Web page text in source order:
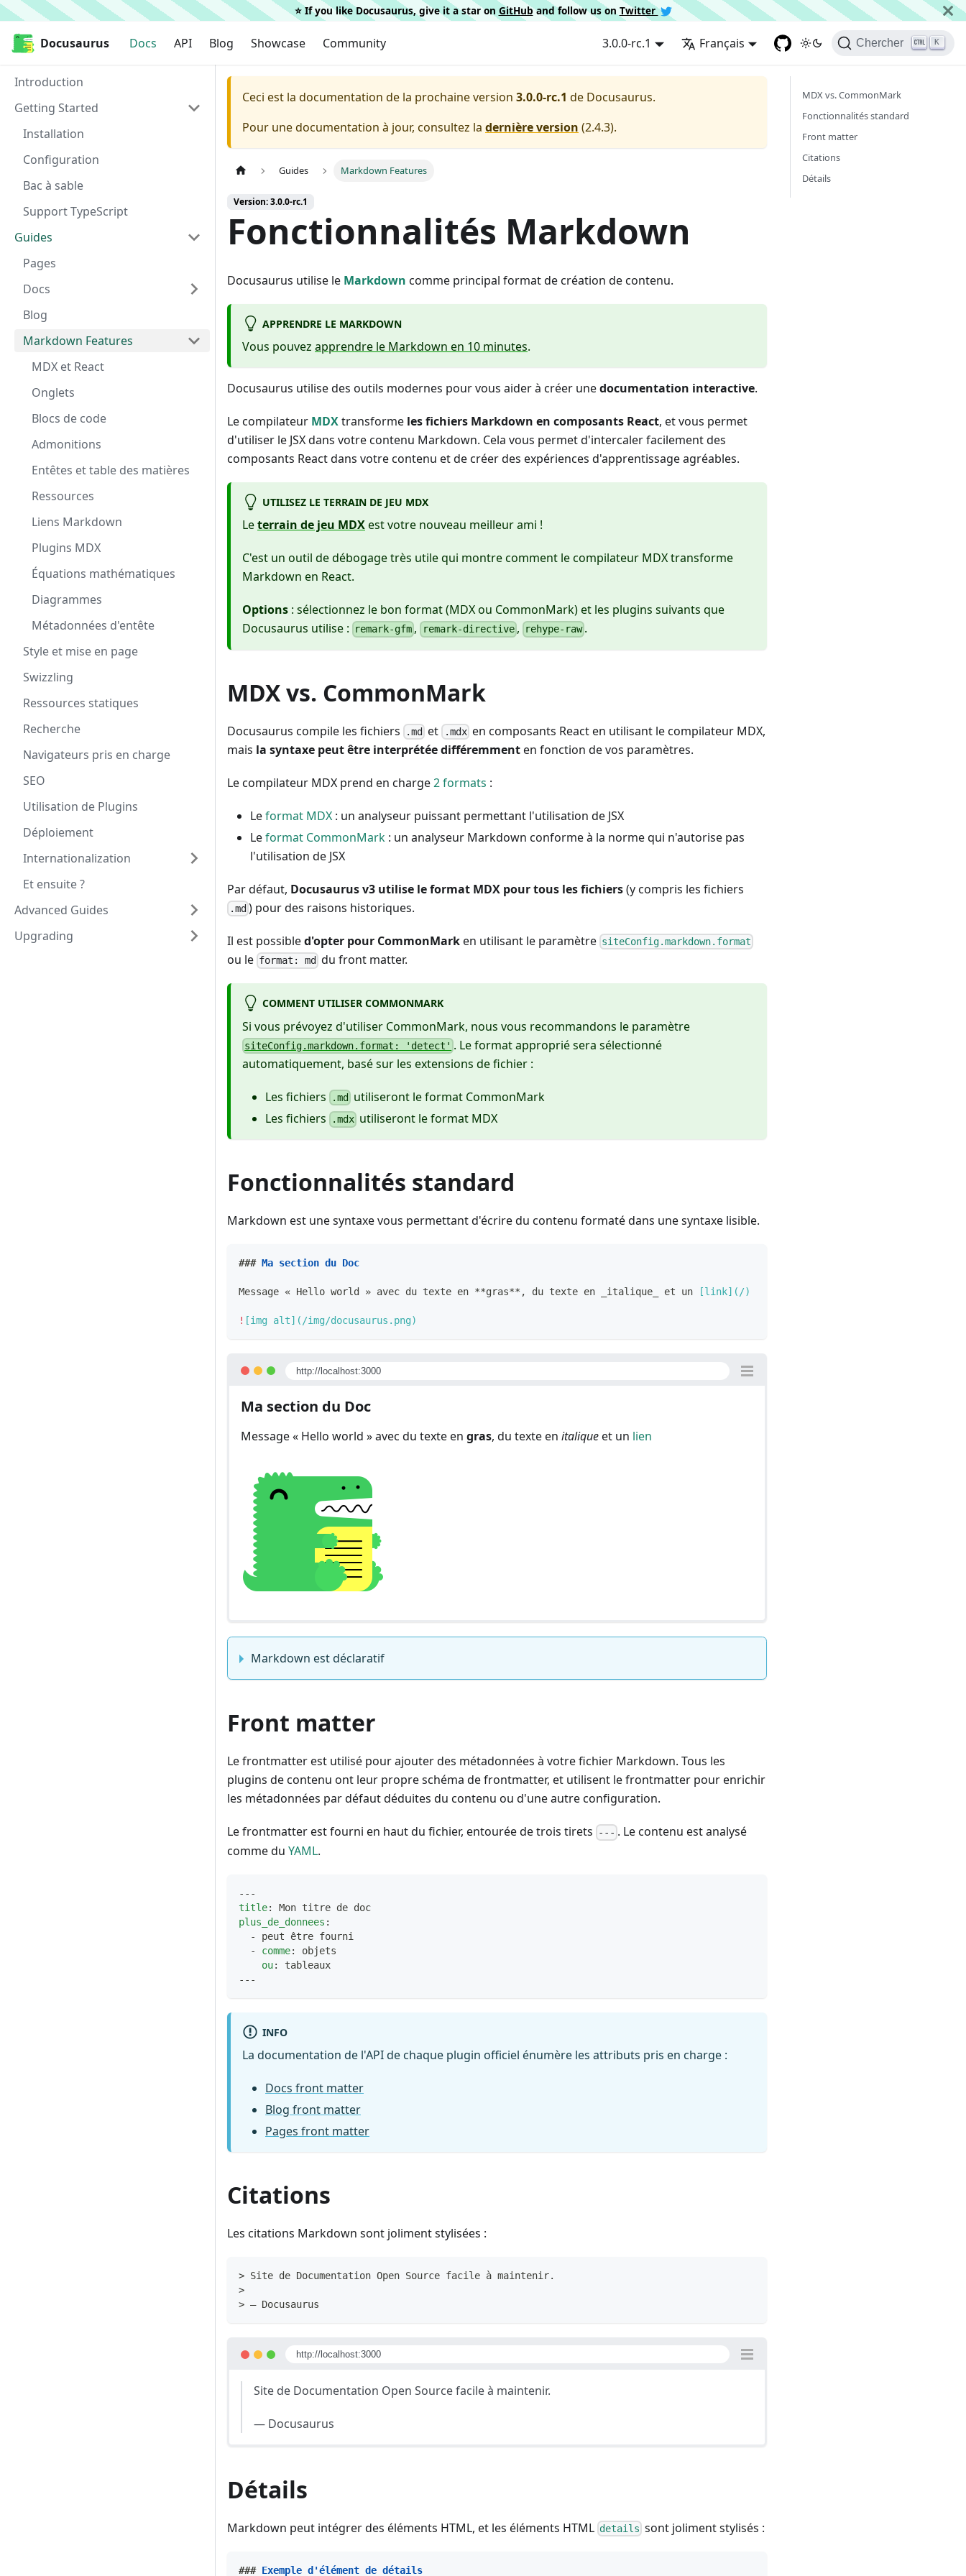
⭐️ If you like Docusaurus, give it a star on GitHuband follow us on Twitter
Docusaurus Docs API Blog Showcase Community 3.0.0-rc.1 Français Chercher K
Docusaurus
Introduction
Getting Started
Installation
Configuration
Bac à sable
Support TypeScript
Guides
Pages
Docs
Blog
Markdown Features
MDX et React
Onglets
Blocs de code
Admonitions
Entêtes et table des matières
Ressources
Liens Markdown
Plugins MDX
Équations mathématiques
Diagrammes
Métadonnées d'entête
Style et mise en page
Swizzling
Ressources statiques
Recherche
Navigateurs pris en charge
SEO
Utilisation de Plugins
Déploiement
Internationalization
Et ensuite ?
Advanced Guides
Upgrading
Ceci est la documentation de la prochaine version 3.0.0-rc.1 de Docusaurus.
Pour une documentation à jour, consultez la dernière version (2.4.3).
Guides Markdown Features
Version: 3.0.0-rc.1
Fonctionnalités Markdown
Docusaurus utilise le Markdown comme principal format de création de contenu.
APPRENDRE LE MARKDOWN
Vous pouvez apprendre le Markdown en 10 minutes.
Docusaurus utilise des outils modernes pour vous aider à créer unedocumentation interactive.
Le compilateur MDXtransforme les fichiers Markdown en composants React, et vous permet
d'utiliser le JSX dans votre contenu Markdown. Cela vous permet d'intercaler facilement des
composants React dans votre contenu et de créer des expériences d'apprentissage agréables.
UTILISEZ LE TERRAIN DE JEU MDX
Leterrain de jeu MDXest votre nouveau meilleur ami !
C'est un outil de débogage très utile qui montre comment le compilateur MDX transforme
Markdown en React.
Options : sélectionnez le bon format (MDX ou CommonMark) et les plugins suivants que
Docusaurus utilise :
remark-gfm , remark-directive, rehype-raw .
MDX vs. CommonMark
Docusaurus compile les fichiers .md et .mdxen composants React en utilisant le compilateur MDX,
mais la syntaxe peut être interprétée différemmenten fonction de vos paramètres.
Le compilateur MDX prend en charge2 formats :
Leformat MDX : un analyseur puissant permettant l'utilisation de JSX
Leformat CommonMark : un analyseur Markdown conforme à la norme qui n'autorise pas
l'utilisation de JSX
Par défaut, Docusaurus v3 utilise le format MDX pour tous les fichiers(y compris les fichiers
.md ) pour des raisons historiques.
Il est possibled'opter pour CommonMarken utilisant le paramètre siteConfig.markdown.format
ou le format: md du front matter.
COMMENT UTILISER COMMONMARK
Si vous prévoyez d'utiliser CommonMark, nous vous recommandons le paramètre
siteConfig.markdown.format: 'detect' . Le format approprié sera sélectionné
automatiquement, basé sur les extensions de fichier :
Les fichiers .md
utiliseront le format CommonMark
Les fichiers
.mdx utiliseront le format MDX
Fonctionnalités standard
Markdown est une syntaxe vous permettant d'écrire du contenu formaté dans une syntaxe lisible.
### Ma section du Doc
Message « Hello world » avec du texte en **gras** , du texte en italique et un [link](/)
! [img alt](/img/docusaurus.png)
http://localhost:3000
Ma section du Doc
Message « Hello world » avec du texte en gras, du texte en italiqueet un lien
Markdown est déclaratif
Front matter
Le frontmatter est utilisé pour ajouter des métadonnées à votre fichier Markdown. Tous les
plugins de contenu ont leur propre schéma de frontmatter, et utilisent le frontmatter pour enrichir
les métadonnées par défaut déduites du contenu ou d'une autre configuration.
Le frontmatter est fourni en haut du fichier, entourée de trois tirets --- . Le contenu est analysé
comme du YAML.
---
title:
Mon titre de doc
plus_de_donnees :
-
peut être fourni
-
comme:
objets
ou:
tableaux
---
INFO
La documentation de l'API de chaque plugin officiel énumère les attributs pris en charge :
Docs front matter
Blog front matter
Pages front matter
Citations
Les citations Markdown sont joliment stylisées :
> Site de Documentation Open Source facile à maintenir.
>
> — Docusaurus
http://localhost:3000
Site de Documentation Open Source facile à maintenir.
— Docusaurus
Détails
Markdown peut intégrer des éléments HTML, et les éléments HTML details sont joliment stylisés :
### Exemple d'élément de détails
MDX vs. CommonMark
Fonctionnalités standard
Front matter
Citations
Détails